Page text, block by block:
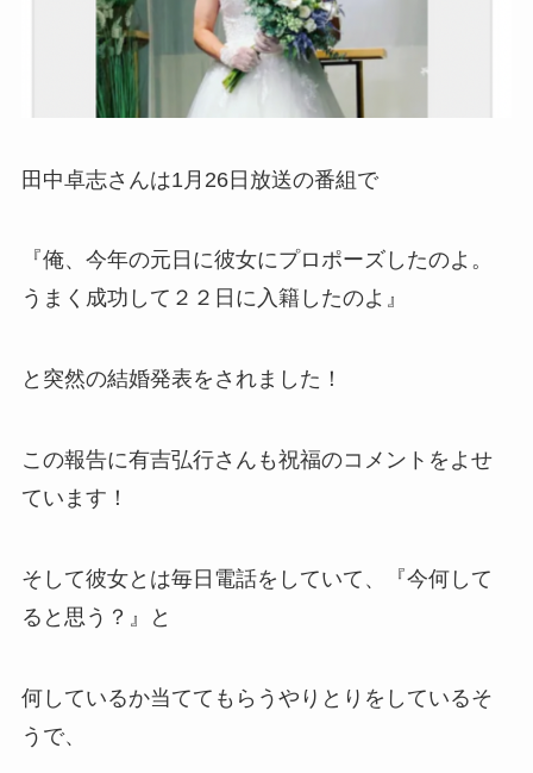
田中卓志さんは1月26日放送の番組で
『俺、今年の元日に彼女にプロポーズしたのよ。
うまく成功して２２日に入籍したのよ 』
と突然の結婚発表をされました！
この報告に有吉弘行さんも祝福のコメントをよせ
ています！
そして彼女とは毎日電話をしていて、『今何して
ると思う？』と
何しているか当ててもらうやりとりをしているそ
うで、